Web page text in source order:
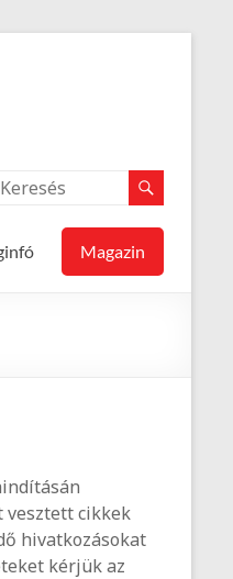
Magazin
vesztett cikkek
hivatkozásokat
kérjük az